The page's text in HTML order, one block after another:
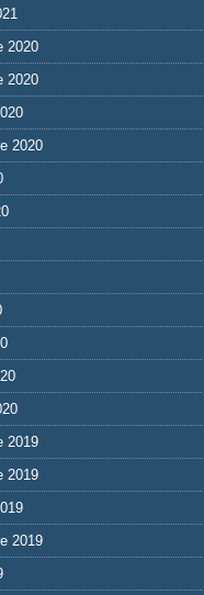
2020
2020
2020
2019
2019
2019